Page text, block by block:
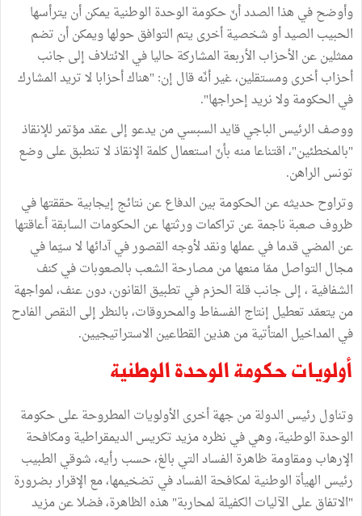
وأوضح في هذا الصدد أنّ حكومة الوحدة الوطنية يمكن أن يترأسها
الحبيب الصيد أو شخصية أخرى يتم التوافق حولها ويمكن أن تضم
ممثلين عن الأحزاب الأربعة المشاركة حاليا في الائتلاف إلى جانب
أحزاب أخرى ومستقلين، غير أنّه قال إن: "هناك أحزابا لا تريد المشارك
في الحكومة ولا نريد إحراجها".
ووصف الرئيس الباجي قايد السبسي من يدعو إلى عقد مؤتمر للإنقاذ
"بالمخطئين"، اقتناعا منه بأنّ استعمال كلمة الإنقاذ لا تنطبق على وضع
تونس الراهن.
وتراوح حديثه عن الحكومة بين الدفاع عن نتائج إيجابية حققتها في
ظروف صعبة ناجمة عن تراكمات ورثتها عن الحكومات السابقة أعاقتها
عن المضي قدما في عملها ونقد لأوجه القصور في آدائها لا سيّما في
مجال التواصل ممّا منعها من مصارحة الشعب بالصعوبات في كنف
الشفافية ، إلى جانب قلة الحزم في تطبيق القانون، دون عنف، لمواجهة
من يتعمّد تعطيل إنتاج الفسفاط والمحروقات، بالنظر إلى النقص الفادح
في المداخيل المتأتية من هذين القطاعين الاستراتيجيين.
أولويات حكومة الوحدة الوطنية
وتناول رئيس الدولة من جهة أخرى الأولويات المطروحة على حكومة
الوحدة الوطنية، وهي في نظره مزيد تكريس الديمقراطية ومكافحة
الإرهاب ومقاومة ظاهرة الفساد التي بالغ، حسب رأيه، شوقي الطبيب
رئيس الهيأة الوطنية لمكافحة الفساد في تضخيمها، مع الإقرار بضرورة
"الاتفاق على الآليات الكفيلة لمحاربة" هذه الظاهرة، فضلا عن مزيد